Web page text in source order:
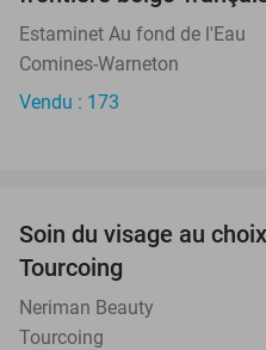
Estaminet Au fond de l'Eau
Comines-Warneton
Vendu : 173
Soin du visage au
Tourcoing
Neriman Beauty
Tourcoing